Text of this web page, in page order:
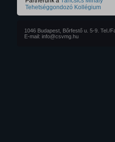
Tehetséggondozó Kollégium
1046 Budapest, Bőrfestő u. 5-9. Tel./
E-mail: info@csvmg.hu